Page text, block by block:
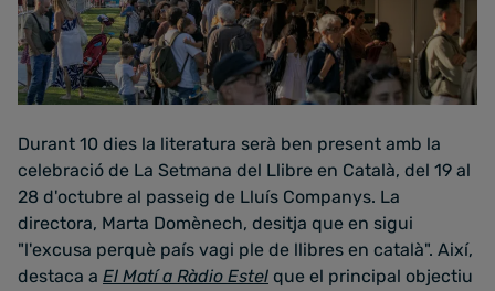
Durant 10 dies la literatura serà ben present amb la
celebració de La Setmana del Llibre en Català, del 19 al
28 d'octubre al passeig de Lluís Companys. La
directora, Marta Domènech, desitja que en sigui
"l'excusa perquè país vagi ple de llibres en català". Així,
destaca a El Matí a Ràdio Estel que el principal objectiu